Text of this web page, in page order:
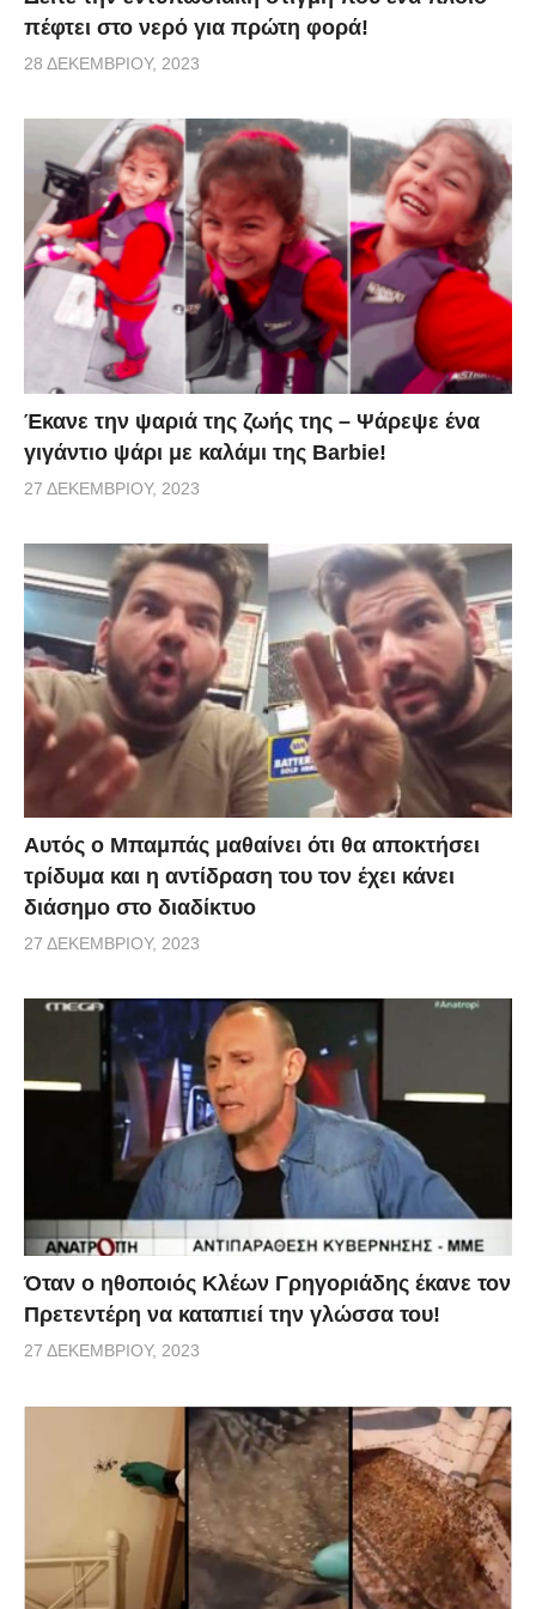
πέφτει στο νερό για πρώτη φορά!
28 ΔΕΚΕΜΒΡΊΟΥ, 2023
Έκανε την ψαριά της ζωής της – Ψάρεψε ένα
γιγάντιο ψάρι με καλάμι της Barbie!
27 ΔΕΚΕΜΒΡΊΟΥ, 2023
Αυτός ο Μπαμπάς μαθαίνει ότι θα αποκτήσει
τρίδυμα και η αντίδραση του τον έχει κάνει
διάσημο στο διαδίκτυο
27 ΔΕΚΕΜΒΡΊΟΥ, 2023
Όταν ο ηθοποιός Κλέων Γρηγοριάδης έκανε τον
Πρετεντέρη να καταπιεί την γλώσσα του!
27 ΔΕΚΕΜΒΡΊΟΥ, 2023